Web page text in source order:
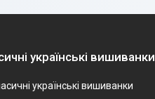
українські вишиванки
українські вишиванки